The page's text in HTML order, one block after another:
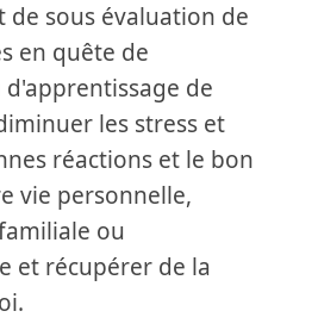
sous évaluation de
en quête de
de
les stress et
réactions et le bon
vie personnelle,
ou
et récupérer de la